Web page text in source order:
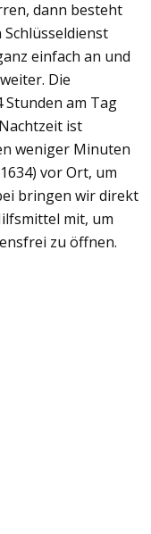
dann besteht
Schlüsseldienst
einfach an und
Die
Stunden am Tag
ist
weniger Minuten
vor Ort, um
bringen wir direkt
mit, um
zu öffnen.